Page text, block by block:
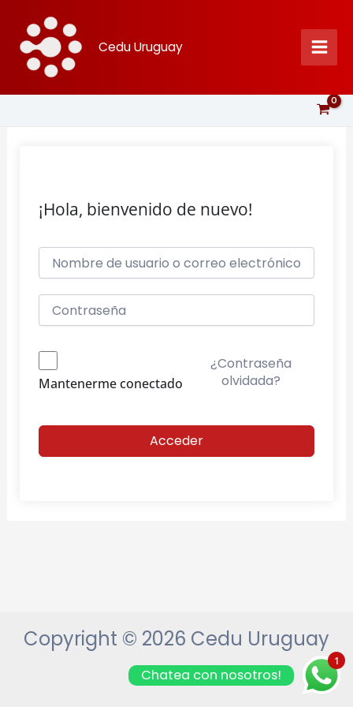
contenido
Cedu Uruguay
¡Hola, bienvenido de nuevo!
Mantenerme conectado
¿Contraseña
olvidada?
Acceder
Copyright © 2026 Cedu Uruguay
1
Chatea con nosotros!